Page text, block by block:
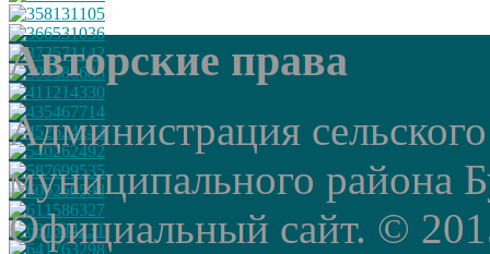
Авторские права
Администрация
муниципального района
Официальный сайт. ©